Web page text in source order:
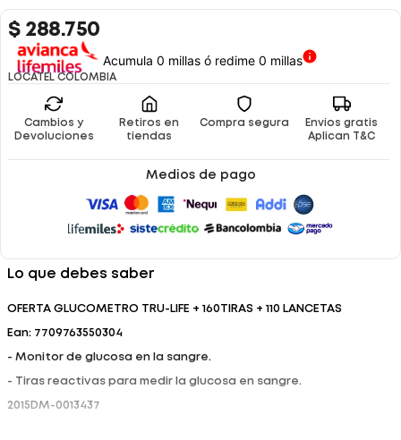
$ 288.750
Acumula 0 millas ó redime 0 millas
LOCATEL COLOMBIA
Cambios y
Devoluciones
Retiros en
tiendas
Compra segura
Envíos gratis
Aplican T&C
Medios de pago
Lo que debes saber
OFERTA GLUCOMETRO TRU-LIFE + 160TIRAS + 110 LANCETAS
Ean: 7709763550304
- Monitor de glucosa en la sangre.
- Tiras reactivas para medir la glucosa en sangre.
2015DM-0013437